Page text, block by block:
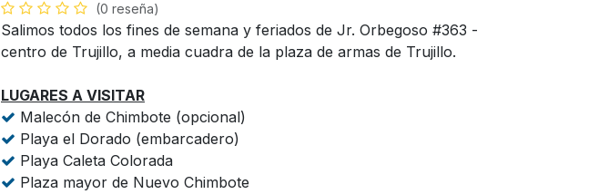
(0 reseña)
Salimos todos los fines de semana y feriados de Jr. Orbegoso #363 -
centro de Trujillo, a media cuadra de la plaza de armas de Trujillo.
LUGARES A VISITAR
Malecón de Chimbote (opcional)
Playa el Dorado (embarcadero)
Playa Caleta Colorada
Plaza mayor de Nuevo Chimbote